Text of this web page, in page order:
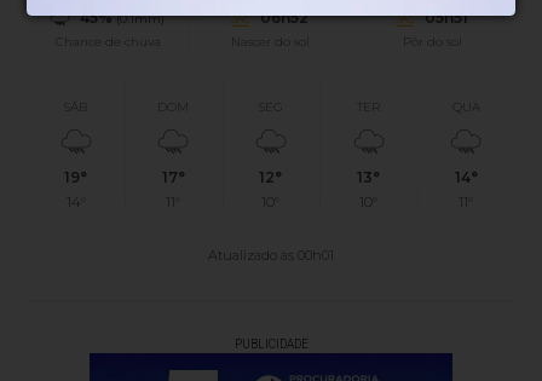
45%(0.1mm)
Chance de chuva
06h52
Nascer do sol
05h51
Pôr do sol
SÁB
19°
14°
DOM
17°
11°
SEG
12°
10°
TER
13°
10°
QUA
14°
11°
Atualizado às 00h01
PUBLICIDADE